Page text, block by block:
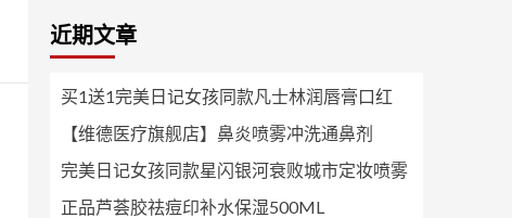
近期文章
买1送1完美日记女孩同款凡士林润唇膏口红
【维德医疗旗舰店】鼻炎喷雾冲洗通鼻剂
完美日记女孩同款星闪银河衰败城市定妆喷雾
正品芦荟胶祛痘印补水保湿500ML